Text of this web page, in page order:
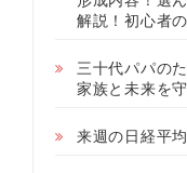
解説！初心者
三十代パパの
家族と未来を
来週の日経平